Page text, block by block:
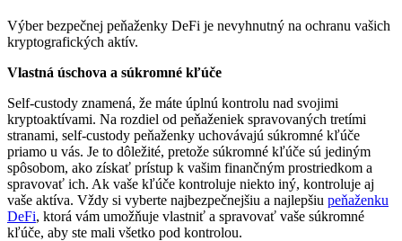
Výber bezpečnej peňaženky DeFi je nevyhnutný na ochranu vašich
kryptografických aktív.
Vlastná úschova a súkromné kľúče
Self-custody znamená, že máte úplnú kontrolu nad svojimi
kryptoaktívami. Na rozdiel od peňaženiek spravovaných tretími
stranami, self-custody peňaženky uchovávajú súkromné kľúče
priamo u vás. Je to dôležité, pretože súkromné kľúče sú jediným
spôsobom, ako získať prístup k vašim finančným prostriedkom a
spravovať ich. Ak vaše kľúče kontroluje niekto iný, kontroluje aj
vaše aktíva. Vždy si vyberte najbezpečnejšiu a najlepšiu peňaženku
DeFi, ktorá vám umožňuje vlastniť a spravovať vaše súkromné
kľúče, aby ste mali všetko pod kontrolou.